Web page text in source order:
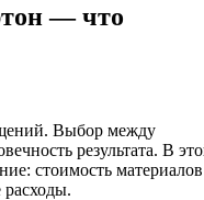
— что
результата. В
стоимость